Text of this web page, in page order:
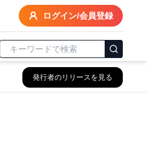
ログイン/会員登録
発行者のリリースを見る